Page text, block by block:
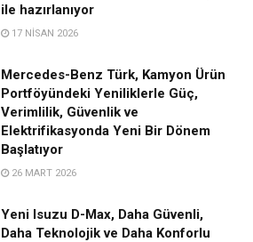
ile hazırlanıyor
17 NISAN 2026
Mercedes-Benz Türk, Kamyon Ürün
Portföyündeki Yeniliklerle Güç,
Verimlilik, Güvenlik ve
Elektrifikasyonda Yeni Bir Dönem
Başlatıyor
26 MART 2026
Yeni Isuzu D-Max, Daha Güvenli,
Daha Teknolojik ve Daha Konforlu